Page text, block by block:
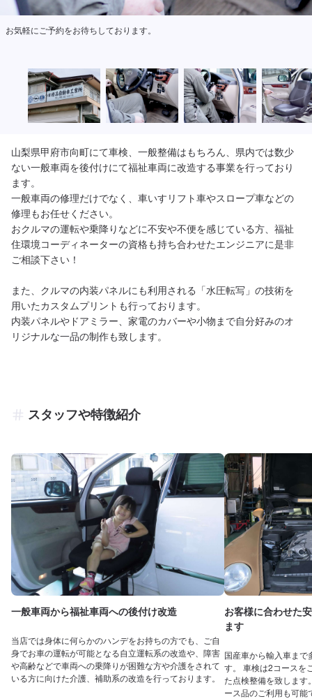
福祉車両への後付け改造も承っておりますのでお悩みの方はご相談ください。
山梨県甲府市向町にて車検、一般整備はもちろん、県内では数少
ない一般車両を後付けにて福祉車両に改造する事業を行っており
ます。
一般車両の修理だけでなく、車いすリフト車やスロープ車などの
修理もお任せください。
おクルマの運転や乗降りなどに不安や不便を感じている方、福祉
住環境コーディネーターの資格も持ち合わせたエンジニアに是非
ご相談下さい！
また、クルマの内装パネルにも利用される「水圧転写」の技術を
用いたカスタムプリントも行っております。
内装パネルやドアミラー、家電のカバーや小物まで自分好みのオ
リジナルな一品の制作も致します。
スタッフや特徴紹介
一般車両から福祉車両への後付け改造
当店では身体に何らかのハンデをお持ちの方でも、ご自
身でお車の運転が可能となる自立運転系の改造や、障害
や高齢などで車両への乗降りが困難な方や介護をされて
いる方に向けた介護、補助系の改造を行っております。
お客様に合わせた
ます
国産車から輸入車まで
す。 車検は2コースを
た点検整備を致します
ース品のご利用も可能